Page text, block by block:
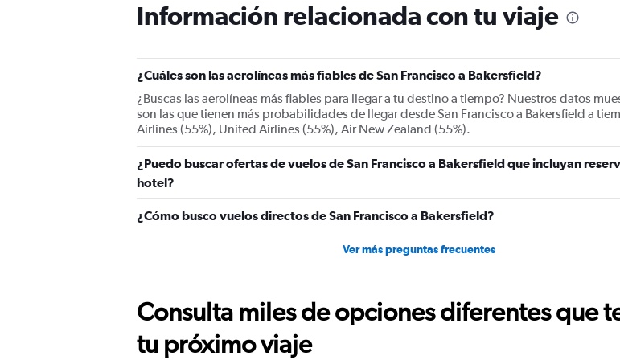
chart
has
Y
axis
displaying
values.
Range:
0
to
900.
Y
flights.
Range:
to
15.
Información relacionada con tu viaje
¿Cuáles son las aerolíneas más fiables de San Francisco a Bakersfield?
¿Buscas las aerolíneas más fiables para llegar a tu destino a tiempo? Nuestros datos
son las que tienen más probabilidades de llegar desde San Francisco a Bakersfield a
Airlines (55%), United Airlines (55%), Air New Zealand (55%).
¿Puedo buscar ofertas de vuelos de San Francisco a Bakersfield que incluyan
hotel?
¿Cómo busco vuelos directos de San Francisco a Bakersfield?
Ver más preguntas frecuentes
Consulta miles de opciones diferentes que
tu próximo viaje